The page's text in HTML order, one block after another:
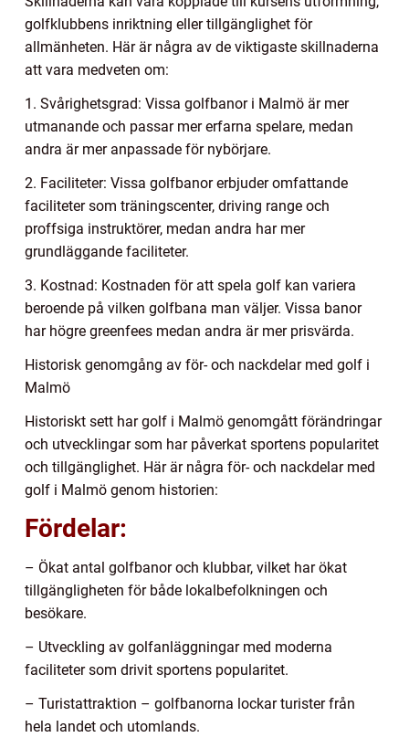
golfklubbens inriktning eller tillgänglighet för
allmänheten. Här är några av de viktigaste skillnaderna
att vara medveten om:
1. Svårighetsgrad: Vissa golfbanor i Malmö är mer
utmanande och passar mer erfarna spelare, medan
andra är mer anpassade för nybörjare.
2. Faciliteter: Vissa golfbanor erbjuder omfattande
faciliteter som träningscenter, driving range och
proffsiga instruktörer, medan andra har mer
grundläggande faciliteter.
3. Kostnad: Kostnaden för att spela golf kan variera
beroende på vilken golfbana man väljer. Vissa banor
har högre greenfees medan andra är mer prisvärda.
Historisk genomgång av för- och nackdelar med golf i
Malmö
Historiskt sett har golf i Malmö genomgått förändringar
och utvecklingar som har påverkat sportens popularitet
och tillgänglighet. Här är några för- och nackdelar med
golf i Malmö genom historien:
Fördelar:
– Ökat antal golfbanor och klubbar, vilket har ökat
tillgängligheten för både lokalbefolkningen och
besökare.
– Utveckling av golfanläggningar med moderna
faciliteter som drivit sportens popularitet.
– Turistattraktion – golfbanorna lockar turister från
hela landet och utomlands.